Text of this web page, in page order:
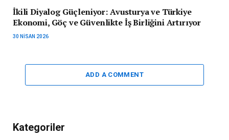
İkili Diyalog Güçleniyor: Avusturya ve Türkiye
Ekonomi, Göç ve Güvenlikte İş Birliğini Artırıyor
30 NISAN 2026
ADD A COMMENT
Kategoriler